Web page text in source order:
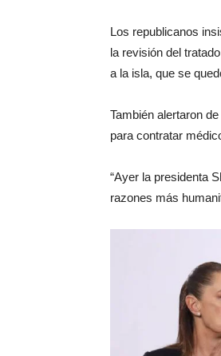
Los republicanos
la revisión del
a la isla, que se
También alertaron
para contratar
“Ayer la presidenta
razones más